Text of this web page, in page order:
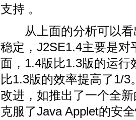
支持 。
从上面的分析可以看
稳定，J2SE1.4主要是
面，1.4版比1.3版的运
比1.3版的效率提高了1/
改进，如推出了一个全
克服了Java Applet的安